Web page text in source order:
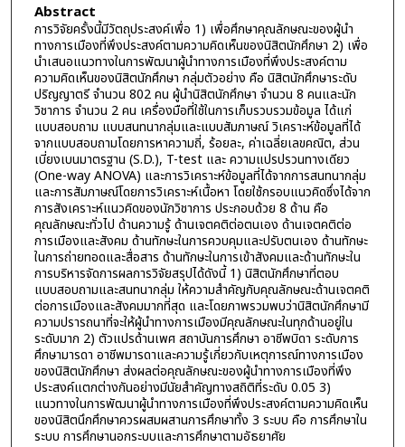
Abstract
การวิจัยครั้งนี้มีวัตถุประสงค์เพื่อ 1) เพื่อศึกษาคุณลักษณะของผู้นำ
ทางการเมืองที่พึงประสงค์ตามความคิดเห็นของนิสิตนักศึกษา 2) เพื่อ
นำเสนอแนวทางในการพัฒนาผู้นำทางการเมืองที่พึงประสงค์ตาม
ความคิดเห็นของนิสิตนักศึกษา กลุ่มตัวอย่าง คือ นิสิตนักศึกษาระดับ
ปริญญาตรี จำนวน 802 คน ผู้นำนิสิตนักศึกษา จำนวน 8 คนและนัก
วิชาการ จำนวน 2 คน เครื่องมือที่ใช้ในการเก็บรวบรวมข้อมูล ได้แก่
แบบสอบถาม แบบสนทนากลุ่มและแบบสัมภาษณ์ วิเคราะห์ข้อมูลที่ได้
จากแบบสอบถามโดยการหาความถี่, ร้อยละ, ค่าเฉลี่ยเลขคณิต, ส่วน
เบี่ยงเบนมาตรฐาน (S.D.), T-test และ ความแปรปรวนทางเดียว
(One-way ANOVA) และการวิเคราะห์ข้อมูลที่ได้จากการสนทนากลุ่ม
และการสัมภาษณ์โดยการวิเคราะห์เนื้อหา โดยใช้กรอบแนวคิดซึ่งได้จาก
การสังเคราะห์แนวคิดของนักวิชาการ ประกอบด้วย 8 ด้าน คือ
คุณลักษณะทั่วไป ด้านความรู้ ด้านเจตคติต่อตนเอง ด้านเจตคติต่อ
การเมืองและสังคม ด้านทักษะในการควบคุมและปรับตนเอง ด้านทักษะ
ในการถ่ายทอดและสื่อสาร ด้านทักษะในการเข้าสังคมและด้านทักษะใน
การบริหารจัดการผลการวิจัยสรุปได้ดังนี้ 1) นิสิตนักศึกษาที่ตอบ
แบบสอบถามและสนทนากลุ่ม ให้ความสำคัญกับคุณลักษณะด้านเจตคติ
ต่อการเมืองและสังคมมากที่สุด และโดยภาพรวมพบว่านิสิตนักศึกษามี
ความปรารถนาที่จะให้ผู้นำทางการเมืองมีคุณลักษณะในทุกด้านอยู่ใน
ระดับมาก 2) ตัวแปรด้านเพศ สถาบันการศึกษา อาชีพบิดา ระดับการ
ศึกษามารดา อาชีพมารดาและความรู้เกี่ยวกับเหตุการณ์ทางการเมือง
ของนิสิตนักศึกษา ส่งผลต่อคุณลักษณะของผู้นำทางการเมืองที่พึง
ประสงค์แตกต่างกันอย่างมีนัยสำคัญทางสถิติที่ระดับ 0.05 3)
แนวทางในการพัฒนาผู้นำทางการเมืองที่พึงประสงค์ตามความคิดเห็น
ของนิสิตนึกศึกษาควรผสมผสานการศึกษาทั้ง 3 ระบบ คือ การศึกษาใน
ระบบ การศึกษานอกระบบและการศึกษาตามอัธยาศัย